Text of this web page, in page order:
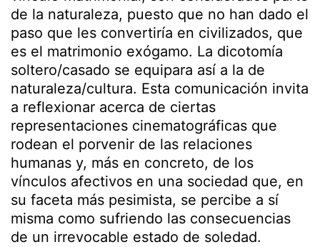
de la naturaleza, puesto que no han dado el
paso que les convertiría en civilizados, que
es el matrimonio exógamo. La dicotomía
soltero/casado se equipara así a la de
naturaleza/cultura. Esta comunicación invita
a reflexionar acerca de ciertas
representaciones cinematográficas que
rodean el porvenir de las relaciones
humanas y, más en concreto, de los
vínculos afectivos en una sociedad que, en
su faceta más pesimista, se percibe a sí
misma como sufriendo las consecuencias
de un irrevocable estado de soledad.